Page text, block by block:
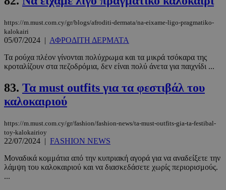
https://m.must.com.cy/gr/blogs/afroditi-dermata/na-eixame-ligo-pragmatiko-
kalokairi
05/07/2024 | ΑΦΡΟΔΙΤΗ ΔΕΡΜΑΤΑ
Τα ρούχα πλέον γίνονται πολύχρωμα και τα μικρά τσόκαρα της
κροταλίζουν στα πεζοδρόμια, δεν είναι πολύ άνετα για παιχνίδι ...
83. Τα must outfits για τα φεστιβάλ του
καλοκαιριού
https://m.must.com.cy/gr/fashion/fashion-news/ta-must-outfits-gia-ta-festibal-
toy-kalokairioy
22/07/2024 | FASHION NEWS
Μοναδικά κομμάτια από την κυπριακή αγορά για να αναδείξετε την
λάμψη του καλοκαιριού και να διασκεδάσετε χωρίς περιορισμούς.
...
Cloudflare Inc.
.pexels.com
Google